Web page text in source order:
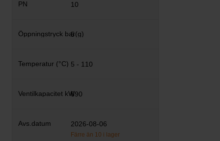
10
5
5 - 110
690
2026-08-06
Färre än 10 i lager